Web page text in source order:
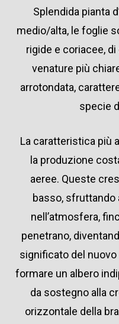
Splendida pianta
medio/alta, le foglie
rigide e coriacee,
venature più
arrotondata,
specie
La caratteristica più
la produzione
aeree. Queste
basso, sfruttando
nell’atmosfera,
penetrano,
significato del
formare un albero
da sostegno alla
orizzontale della